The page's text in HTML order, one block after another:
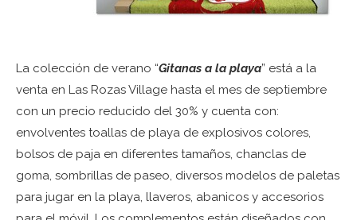
La colección de verano “Gitanas a la playa” está a la
venta en Las Rozas Village hasta el mes de septiembre
con un precio reducido del 30% y cuenta con:
envolventes toallas de playa de explosivos colores,
bolsos de paja en diferentes tamaños, chanclas de
goma, sombrillas de paseo, diversos modelos de paletas
para jugar en la playa, llaveros, abanicos y accesorios